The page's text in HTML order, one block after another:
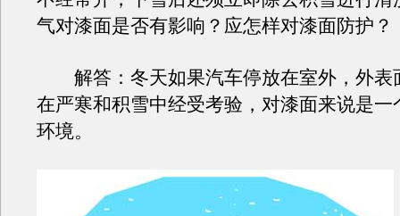
气对漆面是否有影响？应怎样对漆面防护？
解答：冬天如果汽车停放在室外，外表
在严寒和积雪中经受考验，对漆面来说是一
环境。